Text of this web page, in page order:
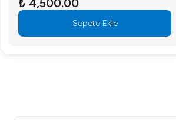
₺ 4,500.00
Sepete Ekle